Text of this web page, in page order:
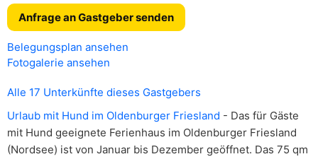
Anfrage an Gastgeber senden
Belegungsplan ansehen
Fotogalerie ansehen
Alle 17 Unterkünfte dieses Gastgebers
Urlaub mit Hund im Oldenburger Friesland - Das für Gäste
mit Hund geeignete Ferienhaus im Oldenburger Friesland
(Nordsee) ist von Januar bis Dezember geöffnet. Das 75 qm